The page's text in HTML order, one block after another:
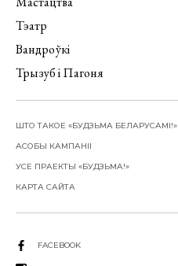
Тэатр
Вандроўкі
Трызуб і Пагоня
ШТО ТАКОЕ «БУДЗЬМА БЕЛАРУСАМІ!»
АСОБЫ КАМПАНІІ
УСЕ ПРАЕКТЫ «БУДЗЬМА!»
КАРТА САЙТА
FACEBOOK